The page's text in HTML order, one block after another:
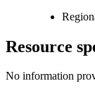
Resource
No information